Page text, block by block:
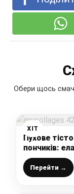
Обери щось
ХІТ
Пухове
пончиків:
Перейти →